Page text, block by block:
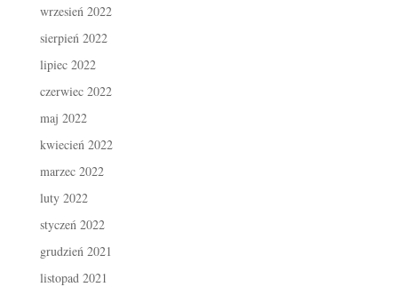
wrzesień 2022
sierpień 2022
lipiec 2022
czerwiec 2022
maj 2022
kwiecień 2022
marzec 2022
luty 2022
styczeń 2022
grudzień 2021
listopad 2021